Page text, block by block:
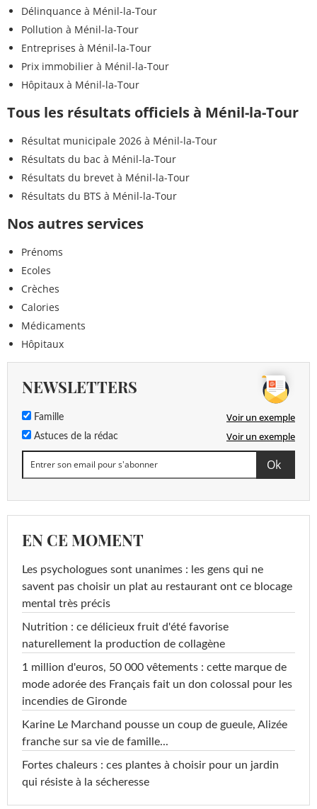
Délinquance à Ménil-la-Tour
Pollution à Ménil-la-Tour
Entreprises à Ménil-la-Tour
Prix immobilier à Ménil-la-Tour
Hôpitaux à Ménil-la-Tour
Tous les résultats officiels à Ménil-la-Tour
Résultat municipale 2026 à Ménil-la-Tour
Résultats du bac à Ménil-la-Tour
Résultats du brevet à Ménil-la-Tour
Résultats du BTS à Ménil-la-Tour
Nos autres services
Prénoms
Ecoles
Crèches
Calories
Médicaments
Hôpitaux
NEWSLETTERS
Famille Voir un exemple
Astuces de la rédac Voir un exemple
EN CE MOMENT
Les psychologues sont unanimes : les gens qui ne
savent pas choisir un plat au restaurant ont ce blocage
mental très précis
Nutrition : ce délicieux fruit d'été favorise
naturellement la production de collagène
1 million d'euros, 50 000 vêtements : cette marque de
mode adorée des Français fait un don colossal pour les
incendies de Gironde
Karine Le Marchand pousse un coup de gueule, Alizée
franche sur sa vie de famille...
Fortes chaleurs : ces plantes à choisir pour un jardin
qui résiste à la sécheresse